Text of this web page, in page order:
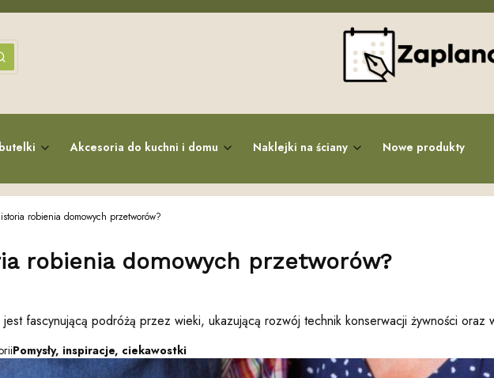
Akcesoria do kuchni i domu Naklejki na ściany Nowe produkty
robienia domowych przetworów?
robienia domowych przetworów?
fascynującą podróżą przez wieki, ukazującą rozwój technik konserwacji żywności oraz
Pomysły, inspiracje, ciekawostki